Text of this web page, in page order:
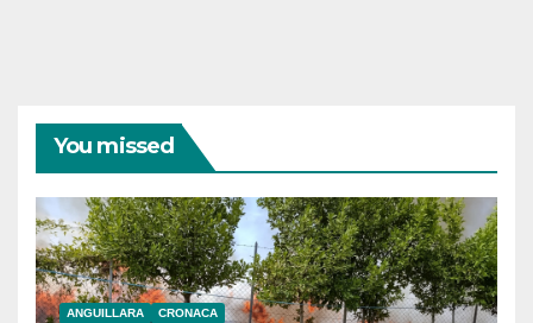
You missed
ANGUILLARA CRONACA